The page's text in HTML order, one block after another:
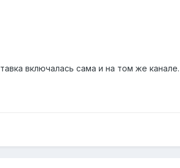
включалась сама и на том же канале.